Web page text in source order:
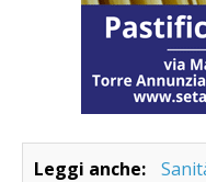
Leggi anche: